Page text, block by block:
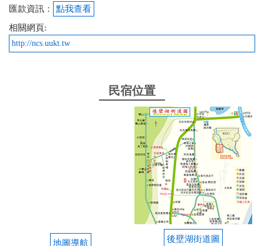
匯款資訊：
點我查看
相關網頁:
http://ncs.uukt.tw
民宿位置
地圖導航 後壁湖街道圖